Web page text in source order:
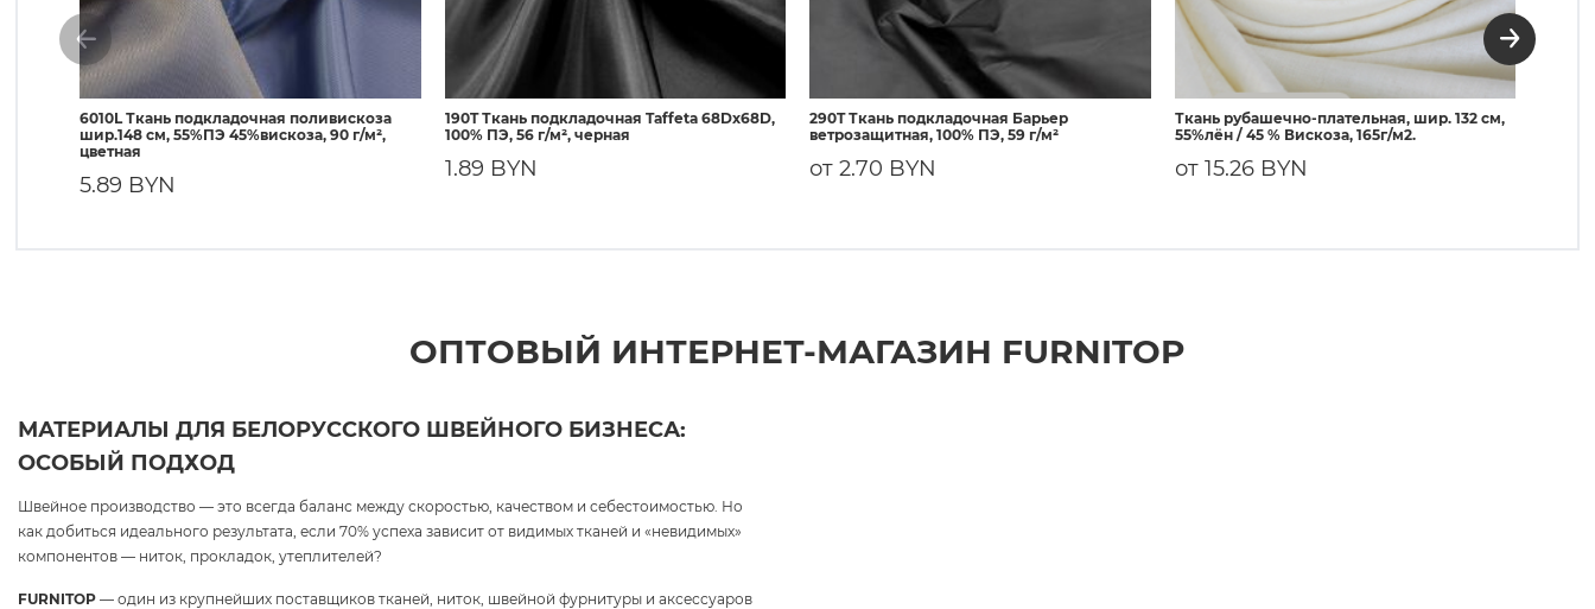
6010L Ткань подкладочная поливискоза
шир.148 см, 55%ПЭ 45%вискоза, 90 г/м²,
цветная
5.89 BYN
190T Ткань подкладочная Taffeta 68Dх68D,
100% ПЭ, 56 г/м², черная
1.89 BYN
290T Ткань подкладочная Барьер
ветрозащитная, 100% ПЭ, 59 г/м²
от 2.70 BYN
Ткань рубашечно-плательная, шир. 132 см,
55%лён / 45 % Вискоза, 165г/м2.
от 15.26 BYN
ОПТОВЫЙ ИНТЕРНЕТ-МАГАЗИН FURNITOP
МАТЕРИАЛЫ ДЛЯ БЕЛОРУССКОГО ШВЕЙНОГО БИЗНЕСА:
ОСОБЫЙ ПОДХОД
Швейное производство — это всегда баланс между скоростью, качеством и себестоимостью. Но
как добиться идеального результата, если 70% успеха зависит от видимых тканей и «невидимых»
компонентов — ниток, прокладок, утеплителей?
FURNITOP — один из крупнейших поставщиков тканей, ниток, швейной фурнитуры и аксессуаров